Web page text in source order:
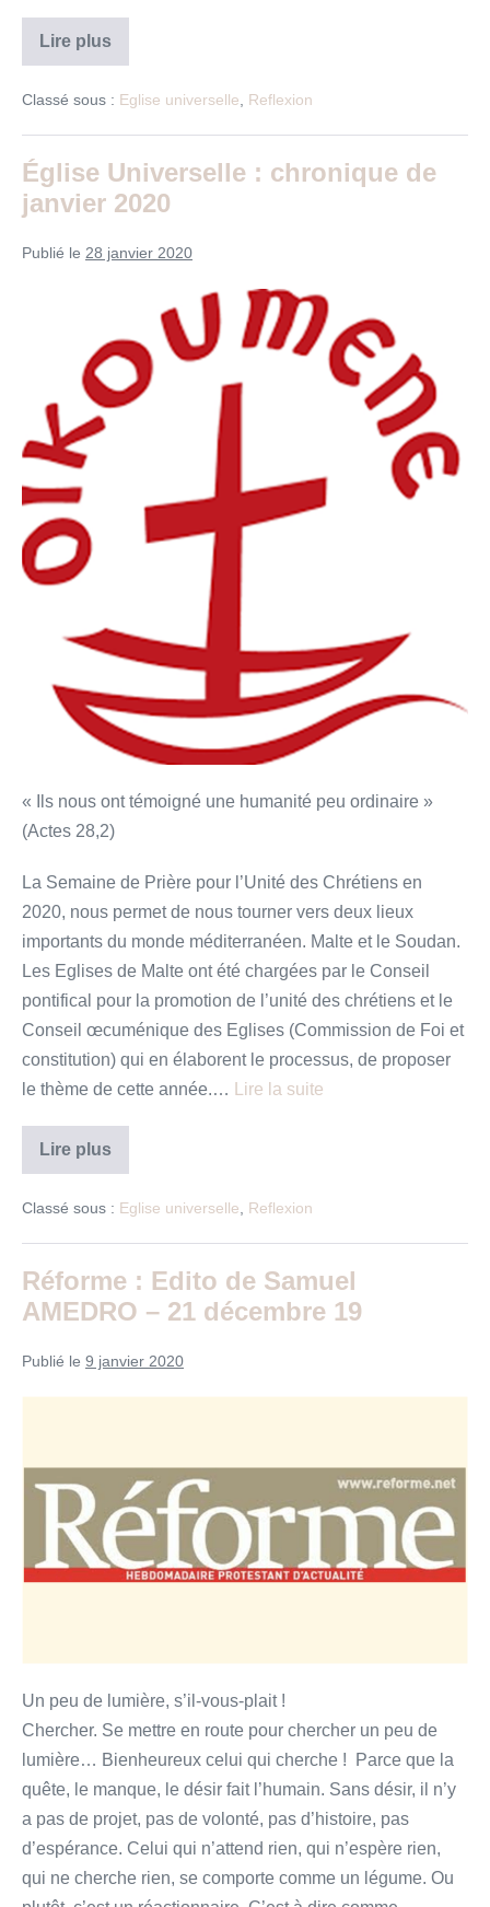
Lire plusHomélie,
sermon
?
Classé sous : Eglise universelle Reflexion
Église Universelle : chronique de
janvier 2020
Publié le 28 janvier 2020
chronique
janvier
« Ils nous ont témoigné une humanité peu ordinaire »
(Actes 28,2)
La Semaine de Prière pour l’Unité des Chrétiens en
2020, nous permet de nous tourner vers deux lieux
importants du monde méditerranéen. Malte et le Soudan.
Les Eglises de Malte ont été chargées par le Conseil
pontifical pour la promotion de l’unité des chrétiens et le
Conseil œcuménique des Eglises (Commission de Foi et
constitution) qui en élaborent le processus, de proposer
le thème de cette année.…
Lire la suite
Lire plusÉglise
chronique
de
Classé sous : Eglise universelle, Reflexion
Réforme : Edito de Samuel
AMEDRO – 21 décembre 19
Publié le 9 janvier 2020
Edito
Samuel
AMEDRO
–
Un peu de lumière, s’il-vous-plait !
Chercher. Se mettre en route pour chercher un peu de
lumière… Bienheureux celui qui cherche ! Parce que la
quête, le manque, le désir fait l’humain. Sans désir, il n’y
a pas de projet, pas de volonté, pas d’histoire, pas
d’espérance. Celui qui n’attend rien, qui n’espère rien,
qui ne cherche rien, se comporte comme un légume. Ou